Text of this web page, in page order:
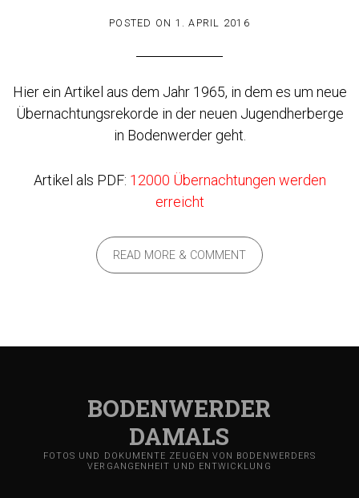
POSTED ON 1. APRIL 2016
Hier ein Artikel aus dem Jahr 1965, in dem es um neue
Übernachtungsrekorde in der neuen Jugendherberge
in Bodenwerder geht.
Artikel als PDF: 12000 Übernachtungen werden
erreicht
READ MORE & COMMENT
BODENWERDER
DAMALS
FOTOS UND DOKUMENTE ZEUGEN VON BODENWERDERS
VERGANGENHEIT UND ENTWICKLUNG